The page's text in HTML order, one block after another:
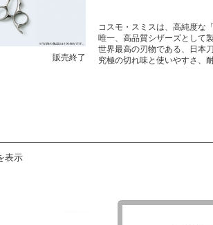
販売終了
コスモ・スミスは、高純度な
唯一、高品質シザーズとして
世界最高の刃物である、日本
究極の切れ味と使いやすさ、
表示